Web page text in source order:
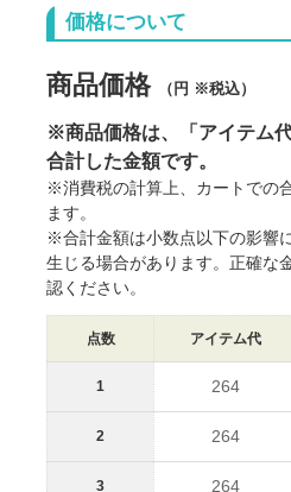
ご利用に際し
に差が生じる場合がございます。
す。
※出荷予定日は、各種条件によっ
※出荷日前倒しのご相談は原則お受
※生産状況や天候、交通事情等で
※ご注文数量が多い場合、納品ま
ます。
※本ページ記載の内容は予告なく
価格について
商品価格 （円 ※税込）
※商品価格は、「アイテム
合計した金額です。
※消費税の計算上、カートでの
ます。
※合計金額は小数点以下の影響
生じる場合があります。正確な
認ください。
点数 アイテム代
1 264
2 264
3 264